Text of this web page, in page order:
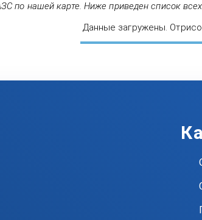
по нашей карте. Ниже приведен список
Данные загружены.